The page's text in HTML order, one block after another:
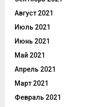
Август 2021
Июль 2021
Июнь 2021
Май 2021
Апрель 2021
Март 2021
Февраль 2021